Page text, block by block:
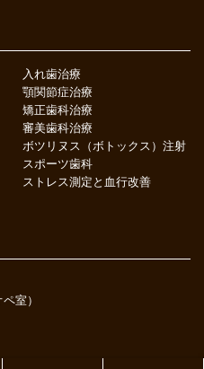
入れ歯治療
顎関節症治療
矯正歯科治療
審美歯科治療
ボツリヌス（ボトックス）注射
スポーツ歯科
ストレス測定と血行改善
室）